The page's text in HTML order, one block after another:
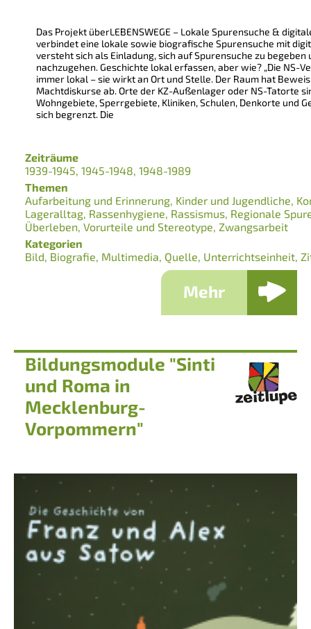
Das Projekt überLEBENSWEGE – Lokale Spurensuche &
verbindet eine lokale sowie biografische Spurensuche mit
versteht sich als Einladung, sich auf Spurensuche zu begeben
nachzugehen. Geschichte lokal erfassen, aber wie? „Die NS-
immer lokal – sie wirkt an Ort und Stelle. Der Raum hat
Machtdiskurse ab. Orte der KZ-Außenlager oder NS-Tatorte
Wohngebiete, Sperrgebiete, Kliniken, Schulen, Denkorte und
sich begrenzt. Die
Zeiträume
1939-1945 1945-1948 1948-1989
Themen
Aufarbeitung und Erinnerung Kinder und Jugendliche
Lageralltag Rassenhygiene Rassismus Regionale
Überleben Vorurteile und Stereotype Zwangsarbeit
Kategorien
Bild Biografie Multimedia Quelle Unterrichtseinheit
Mehr
Bildungsmodule "Sinti
und Roma in
Mecklenburg-
Vorpommern"